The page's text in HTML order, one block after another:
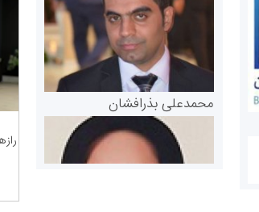
محمدعلی بذرافشان